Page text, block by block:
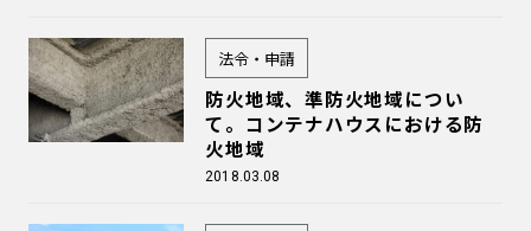
防火地域、準防火地域につい
て。コンテナハウスにおける防
火地域
法令・申請
2018.03.08